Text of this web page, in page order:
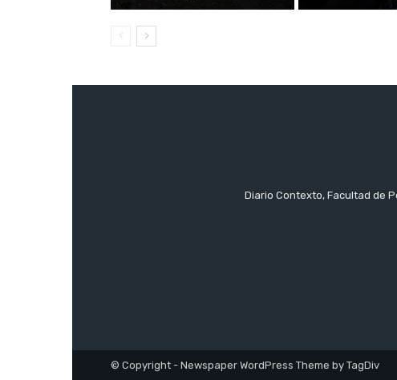
Diario Contexto, Facultad de
© Copyright - Newspaper WordPress Theme by TagDiv